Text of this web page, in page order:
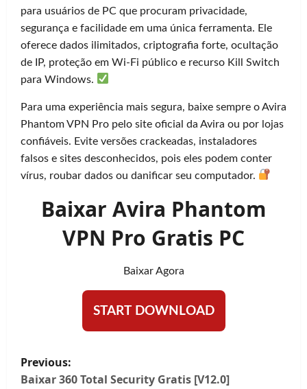
para usuários de PC que procuram privacidade,
segurança e facilidade em uma única ferramenta. Ele
oferece dados ilimitados, criptografia forte, ocultação
de IP, proteção em Wi-Fi público e recurso Kill Switch
para Windows.
Para uma experiência mais segura, baixe sempre o Avira
Phantom VPN Pro pelo site oficial da Avira ou por lojas
confiáveis. Evite versões crackeadas, instaladores
falsos e sites desconhecidos, pois eles podem conter
vírus, roubar dados ou danificar seu computador.
Baixar Avira Phantom
VPN Pro Gratis PC
Baixar Agora
START DOWNLOAD
P
Previous:
Baixar 360 Total Security Gratis [V12.0]